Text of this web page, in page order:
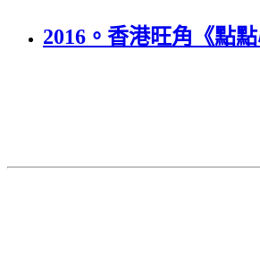
2016。香港旺角《點